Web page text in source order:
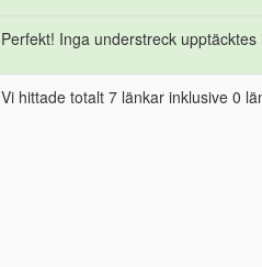
Perfekt! Inga understreck
Vi hittade totalt 7 länkar inklusive 0